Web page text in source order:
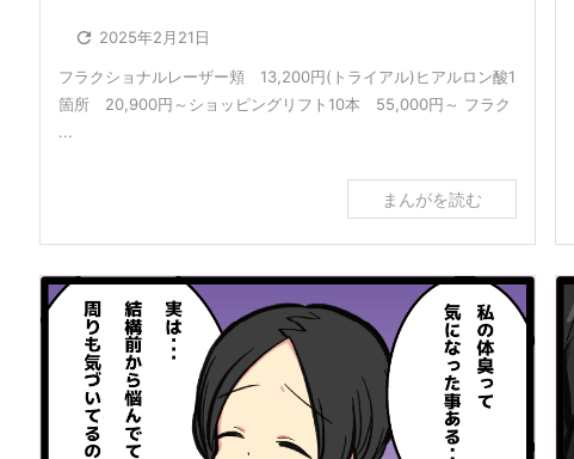
 2025年2月21日
フラクショナルレーザー頬 13,200円(トライアル)ヒアルロン酸1
箇所 20,900円～ショッピングリフト10本 55,000円～ フラク
...
まんがを読む